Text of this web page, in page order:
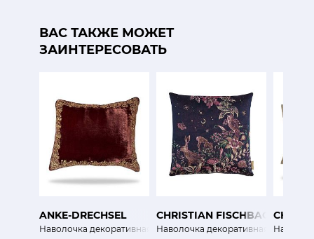
ВАС ТАКЖЕ МОЖЕТ
ЗАИНТЕРЕСОВАТЬ
ANKE-DRECHSEL
Наволочка декоративная Джамила
CHRISTIAN FISCHBACHER
Наволочка декоративная